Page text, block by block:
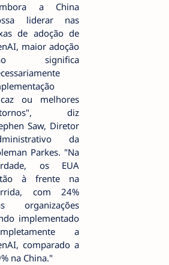
a China
liderar nas
de adoção de
maior adoção
significa
ou melhores
diz
Saw, Diretor
da
Parkes. "Na
os EUA
à frente na
com 24%
organizações
implementado
a
comparado a
na China."